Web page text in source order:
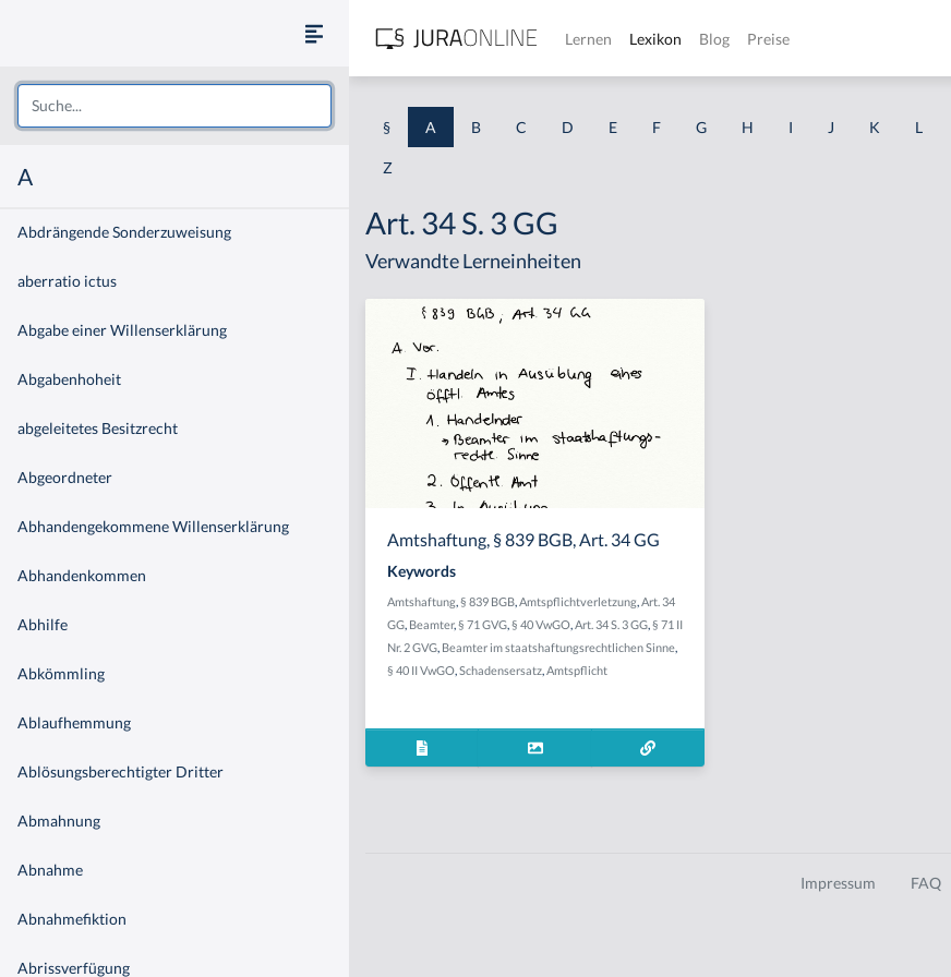
A
Abdrängende Sonderzuweisung
aberratio ictus
Abgabe einer Willenserklärung
Abgabenhoheit
abgeleitetes Besitzrecht
Abgeordneter
Abhandengekommene Willenserklärung
Abhandenkommen
Abhilfe
Abkömmling
Ablaufhemmung
Ablösungsberechtigter Dritter
Abmahnung
Abnahme
Abnahmefiktion
Abrissverfügung
Lernen Lexikon Blog Preise
§ A B C D E F G H I J K L
Z
Art. 34 S. 3 GG
Verwandte Lerneinheiten
Amtshaftung, § 839 BGB, Art. 34 GG
Keywords
Amtshaftung,§ 839 BGB,Amtspflichtverletzung,Art. 34
GG, Beamter,§ 71 GVG,§ 40 VwGO,Art. 34 S. 3 GG,§ 71 II
Nr. 2 GVG, Beamter im staatshaftungsrechtlichen Sinne,
§ 40 II VwGO,Schadensersatz,Amtspflicht
Impressum FAQ